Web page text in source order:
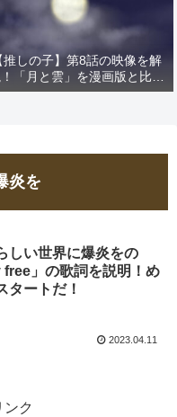
推しの子】第8話の映像を解
「月と雲」を漫画版と比較
ればMEMの憧れが見える！
炎を
しい世界に爆炎をの
」の歌詞を説明！め
タートだ！
2023.04.11
ンク